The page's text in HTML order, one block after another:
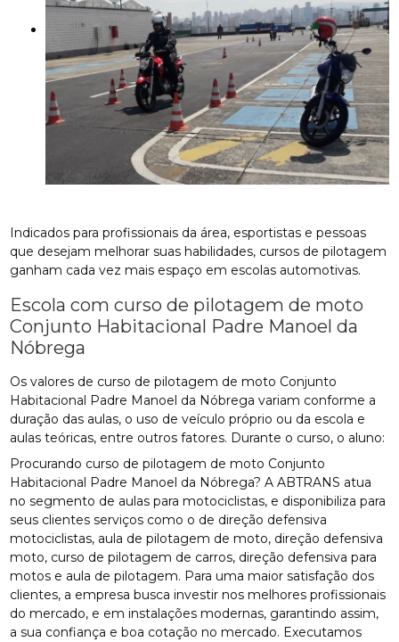
Indicados para profissionais da área, esportistas e pessoas
que desejam melhorar suas habilidades, cursos de pilotagem
ganham cada vez mais espaço em escolas automotivas.
Escola com curso de pilotagem de moto
Conjunto Habitacional Padre Manoel da
Nóbrega
Os valores de curso de pilotagem de moto Conjunto
Habitacional Padre Manoel da Nóbrega variam conforme a
duração das aulas, o uso de veículo próprio ou da escola e
aulas teóricas, entre outros fatores. Durante o curso, o aluno:
Procurando curso de pilotagem de moto Conjunto
Habitacional Padre Manoel da Nóbrega? A ABTRANS atua
no segmento de aulas para motociclistas, e disponibiliza para
seus clientes serviços como o de direção defensiva
motociclistas, aula de pilotagem de moto, direção defensiva
moto, curso de pilotagem de carros, direção defensiva para
motos e aula de pilotagem. Para uma maior satisfação dos
clientes, a empresa busca investir nos melhores profissionais
do mercado, e em instalações modernas, garantindo assim,
a sua confiança e boa cotação no mercado. Executamos